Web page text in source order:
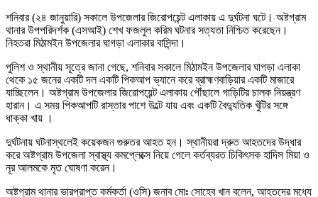
শনিবার (২৪ জানুয়ারি) সকালে উপজেলার জিরোপয়েন্ট এলাকায় এ দুর্ঘটনা ঘটে। অষ্টগ্রাম
থানার উপপরিদর্শক (এসআই) শেখ ফজলুল করিম ঘটনার সত্যতা নিশ্চিত করেছেন।
নিহতরা মিঠামইন উপজেলার ঘাগড়া এলাকার বাসিন্দা।
পুলিশ ও স্থানীয় সূত্রে জানা গেছে, শনিবার সকালে মিঠামইন উপজেলার ঘাগড়া এলাকা
থেকে ১৫ জনের একটি দল একটি পিকআপ ভ্যানে করে ব্রাহ্মণবাড়িয়ার একটি মাজারে
যাচ্ছিলেন। অষ্টগ্রাম উপজেলার জিরোপয়েন্ট এলাকায় পৌঁছালে গাড়িটির চালক নিয়ন্ত্রণ
হারান। এ সময় পিকআপটি রাস্তার পাশে উল্টে যায় এবং একটি বৈদ্যুতিক খুঁটির সঙ্গে
ধাক্কা খায় ।
দুর্ঘটনায় ঘটনাস্থলেই কয়েকজন গুরুতর আহত হন। স্থানীয়রা দ্রুত আহতদের উদ্ধার
করে অষ্টগ্রাম উপজেলা স্বাস্থ্য কমপ্লেক্সে নিয়ে গেলে কর্তব্যরত চিকিৎসক হাদিস মিয়া ও
নূর আলমকে মৃত ঘোষণা করেন।
অষ্টগ্রাম থানার ভারপ্রাপ্ত কর্মকর্তা (ওসি) জনাব মোঃ সোহেব খান বলেন, আহতদের মধ্যে